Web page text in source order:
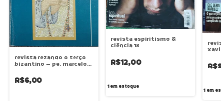
revista rezando o terço
bizantino – pe. marcelo
R$6,00
revista espiritismo &
ciência 13
R$12,00
1em estoque
1em